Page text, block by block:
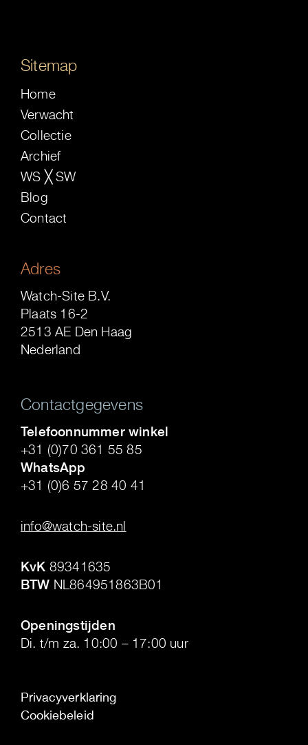
Sitemap
Home
Verwacht
Collectie
Archief
WS ╳ SW
Blog
Contact
Adres
Watch-Site B.V.
Plaats 16-2
2513 AE Den Haag
Nederland
Contactgegevens
Telefoonnummer winkel
+31 (0)70 361 55 85
WhatsApp
+31 (0)6 57 28 40 41
info@watch-site.nl
KvK 89341635
BTW NL864951863B01
Openingstijden
Di. t/m za. 10:00 – 17:00 uur
Privacyverklaring
Cookiebeleid